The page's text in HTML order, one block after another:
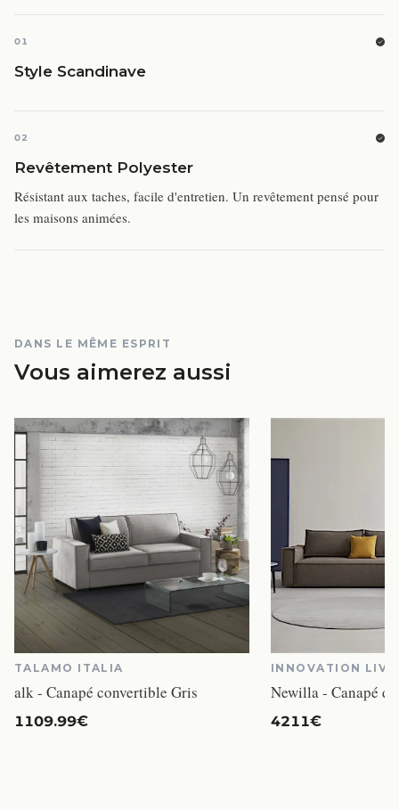
01
Style Scandinave
02
Revêtement Polyester
Résistant aux taches, facile d'entretien. Un revêtement pensé pour
les maisons animées.
DANS LE MÊME ESPRIT
Vous aimerez aussi
TALAMO ITALIA
alk - Canapé convertible Gris
1109.99€
INNOVATION
4211€